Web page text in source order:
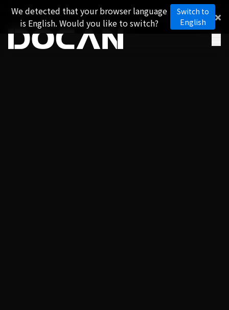
We detected that your browser language
is English. Would you like to switch?
Switch to
English